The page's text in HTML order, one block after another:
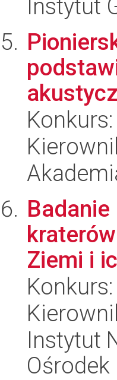
Instytut
Konkurs:
Badanie
Ziemi i
Konkurs:
Instytut